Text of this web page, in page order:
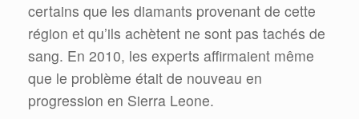
certains que les diamants provenant de cette
région et qu’ils achètent ne sont pas tachés de
sang. En 2010, les experts affirmaient même
que le problème était de nouveau en
progression en Sierra Leone.